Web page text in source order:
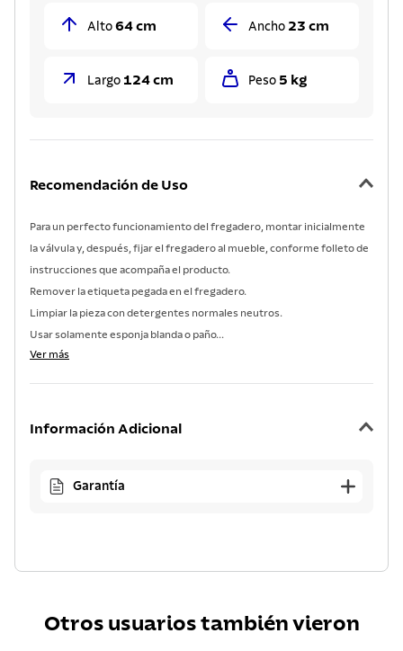
Alto 64 cm Ancho 23 cm
Largo 124 cm Peso 5 kg
Recomendación de Uso
Para un perfecto funcionamiento del fregadero, montar inicialmente
la válvula y, después, fijar el fregadero al mueble, conforme folleto de
instrucciones que acompaña el producto.
Remover la etiqueta pegada en el fregadero.
Limpiar la pieza con detergentes normales neutros.
Usar solamente esponja blanda o paño...
Ver más
Información Adicional
Garantía
Otros usuarios también vieron